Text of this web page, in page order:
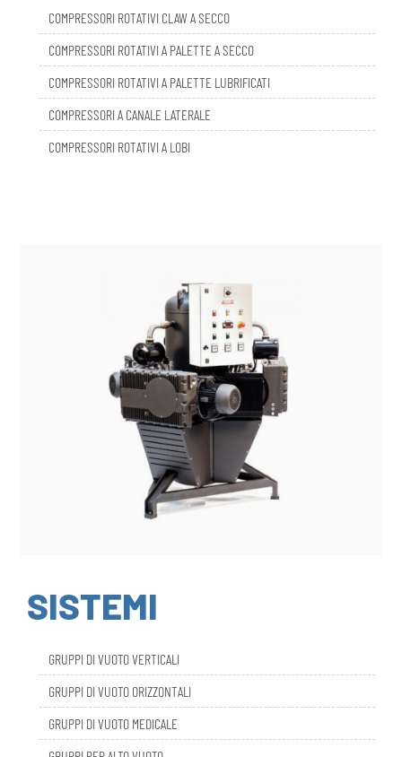
COMPRESSORI ROTATIVI A PALETTE A SECCO
COMPRESSORI ROTATIVI A PALETTE LUBRIFICATI
COMPRESSORI A CANALE LATERALE
COMPRESSORI ROTATIVI A LOBI
SISTEMI
GRUPPI DI VUOTO ORIZZONTALI
GRUPPI DI VUOTO MEDICALE
GRUPPI PER ALTO VUOTO